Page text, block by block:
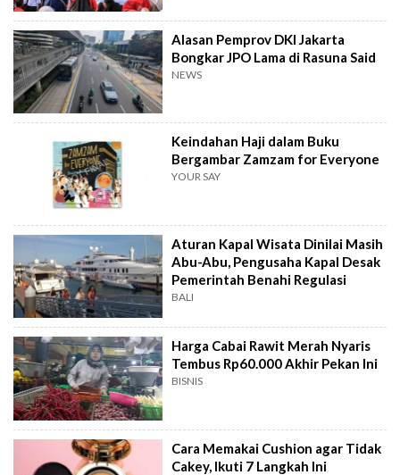
Alasan Pemprov DKI Jakarta
Bongkar JPO Lama di Rasuna Said
NEWS
Keindahan Haji dalam Buku
Bergambar Zamzam for Everyone
YOUR SAY
Aturan Kapal Wisata Dinilai Masih
Abu-Abu, Pengusaha Kapal Desak
Pemerintah Benahi Regulasi
BALI
Harga Cabai Rawit Merah Nyaris
Tembus Rp60.000 Akhir Pekan Ini
BISNIS
Cara Memakai Cushion agar Tidak
Cakey, Ikuti 7 Langkah Ini